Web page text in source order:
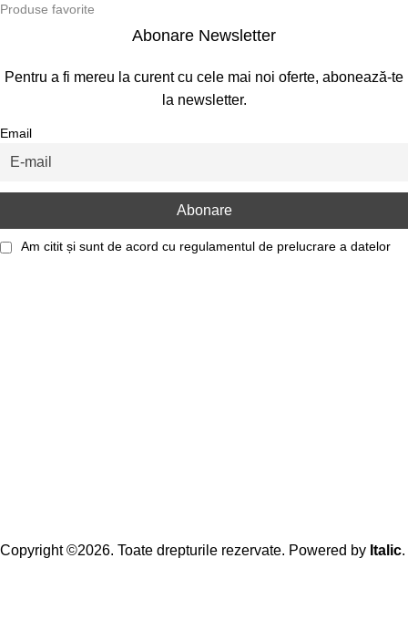
Produse favorite
Abonare Newsletter
Pentru a fi mereu la curent cu cele mai noi oferte, abonează-te
la newsletter.
Email
Am citit și sunt de acord cu regulamentul de prelucrare a datelor
Copyright ©2026. Toate drepturile rezervate. Powered by Italic.